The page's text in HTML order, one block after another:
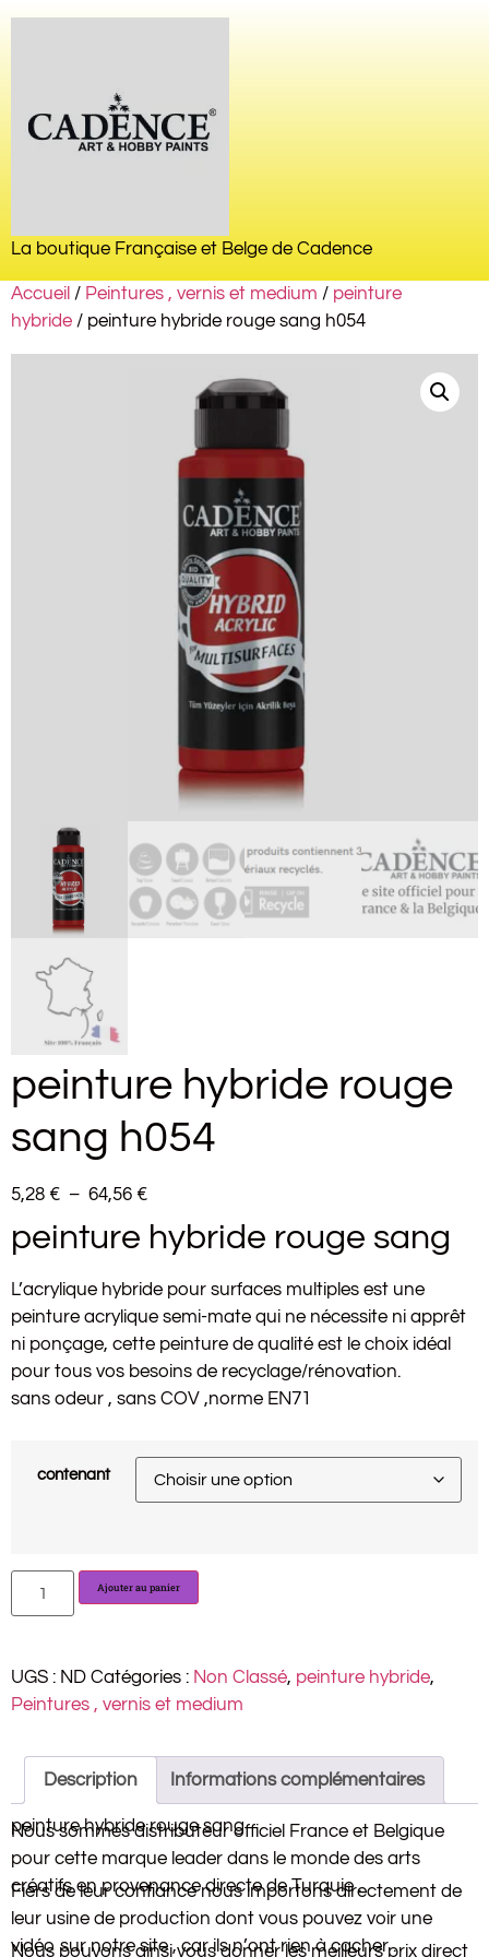
La boutique Française et Belge de Cadence
Accueil / Peintures , vernis et medium / peinture
hybride / peinture hybride rouge sang h054
peinture hybride rouge
sang h054
5,28 € – 64,56 €
peinture hybride rouge sang
L’acrylique hybride pour surfaces multiples est une
peinture acrylique semi-mate qui ne nécessite ni apprêt
ni ponçage, cette peinture de qualité est le choix idéal
pour tous vos besoins de recyclage/rénovation.
sans odeur , sans COV ,norme EN71
contenant
Ajouter au panier
UGS : ND Catégories : Non Classé, peinture hybride,
Peintures , vernis et medium
Description Informations complémentaires
peinture hybride rouge sang
Nous sommes distributeur officiel France et Belgique
pour cette marque leader dans le monde des arts
créatifs en provenance directe de Turquie .
Fiers de leur confiance nous importons directement de
leur usine de production dont vous pouvez voir une
vidéo sur notre site , car ils n’ont rien à cacher .
Nous pouvons ainsi vous donner les meilleurs prix direct